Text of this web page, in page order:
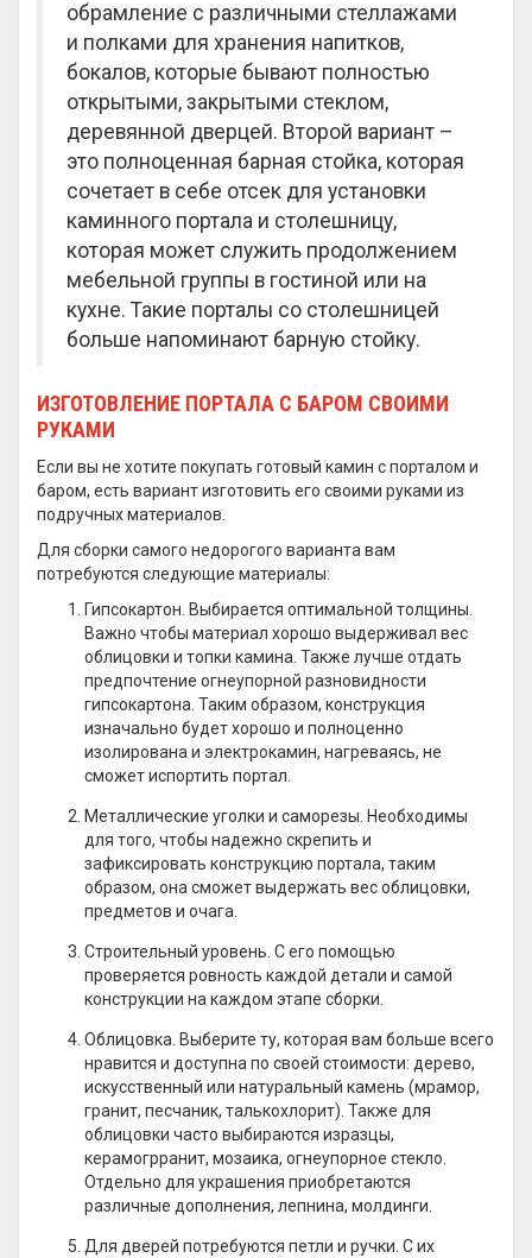
обрамление с различными стеллажами
и полками для хранения напитков,
бокалов, которые бывают полностью
открытыми, закрытыми стеклом,
деревянной дверцей. Второй вариант –
это полноценная барная стойка, которая
сочетает в себе отсек для установки
каминного портала и столешницу,
которая может служить продолжением
мебельной группы в гостиной или на
кухне. Такие порталы со столешницей
больше напоминают барную стойку.
ИЗГОТОВЛЕНИЕ ПОРТАЛА С БАРОМ СВОИМИ
РУКАМИ
Если вы не хотите покупать готовый камин с порталом и
баром, есть вариант изготовить его своими руками из
подручных материалов.
Для сборки самого недорогого варианта вам
потребуются следующие материалы:
Гипсокартон. Выбирается оптимальной толщины.
Важно чтобы материал хорошо выдерживал вес
облицовки и топки камина. Также лучше отдать
предпочтение огнеупорной разновидности
гипсокартона. Таким образом, конструкция
изначально будет хорошо и полноценно
изолирована и электрокамин, нагреваясь, не
сможет испортить портал.
Металлические уголки и саморезы. Необходимы
для того, чтобы надежно скрепить и
зафиксировать конструкцию портала, таким
образом, она сможет выдержать вес облицовки,
предметов и очага.
Строительный уровень. С его помощью
проверяется ровность каждой детали и самой
конструкции на каждом этапе сборки.
Облицовка. Выберите ту, которая вам больше всего
нравится и доступна по своей стоимости: дерево,
искусственный или натуральный камень (мрамор,
гранит, песчаник, талькохлорит). Также для
облицовки часто выбираются изразцы,
керамогрранит, мозаика, огнеупорное стекло.
Отдельно для украшения приобретаются
различные дополнения, лепнина, молдинги.
Для дверей потребуются петли и ручки. С их